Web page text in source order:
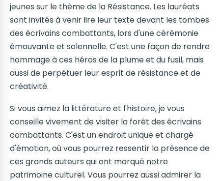
jeunes sur le thème de la Résistance. Les lauréats
sont invités à venir lire leur texte devant les tombes
des écrivains combattants, lors d'une cérémonie
émouvante et solennelle. C'est une façon de rendre
hommage à ces héros de la plume et du fusil, mais
aussi de perpétuer leur esprit de résistance et de
créativité.
Si vous aimez la littérature et l'histoire, je vous
conseille vivement de visiter la forêt des écrivains
combattants. C'est un endroit unique et chargé
d'émotion, où vous pourrez ressentir la présence de
ces grands auteurs qui ont marqué notre
patrimoine culturel. Vous pourrez aussi admirer la